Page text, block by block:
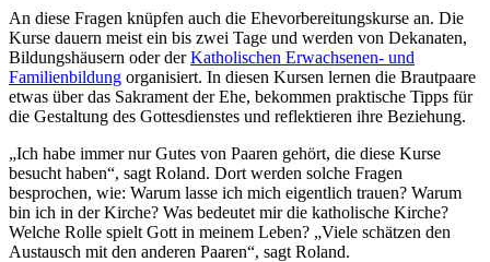
An diese Fragen knüpfen auch die Ehevorbereitungskurse an. Die
Kurse dauern meist ein bis zwei Tage und werden von Dekanaten,
Bildungshäusern oder derKatholischen Erwachsenen- und
Familienbildung organisiert. In diesen Kursen lernen die Brautpaare
etwas über das Sakrament der Ehe, bekommen praktische Tipps für
die Gestaltung des Gottesdienstes und reflektieren ihre Beziehung.
„Ich habe immer nur Gutes von Paaren gehört, die diese Kurse
besucht haben“, sagt Roland. Dort werden solche Fragen
besprochen, wie: Warum lasse ich mich eigentlich trauen? Warum
bin ich in der Kirche? Was bedeutet mir die katholische Kirche?
Welche Rolle spielt Gott in meinem Leben? „Viele schätzen den
Austausch mit den anderen Paaren“, sagt Roland.